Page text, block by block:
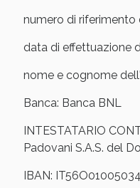
numero di riferimento
data di effettuazione
nome e cognome
Banca: Banca BNL
INTESTATARIO
Padovani S.A.S. del
IBAN:Vie Urinarie e